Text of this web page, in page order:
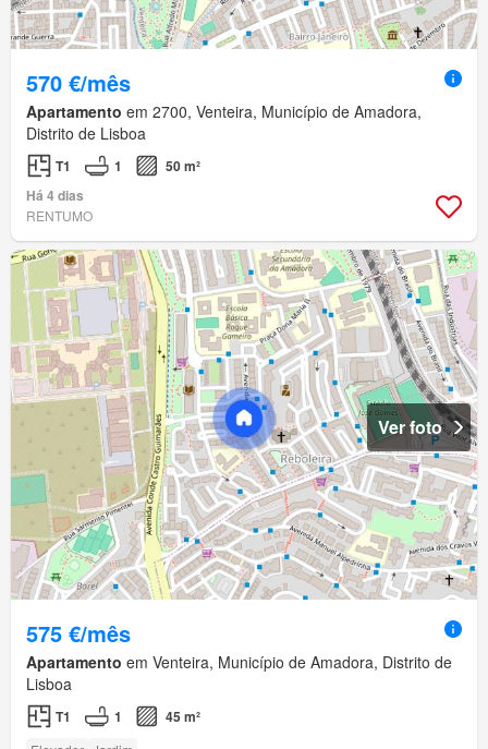
570 €/mês
Apartamento em 2700, Venteira, Município de Amadora,
Distrito de Lisboa
T1 1
50 m²
Há 4 dias
RENTUMO
Ver foto
575 €/mês
Apartamento em Venteira, Município de Amadora, Distrito de
Lisboa
T1 1 45 m²